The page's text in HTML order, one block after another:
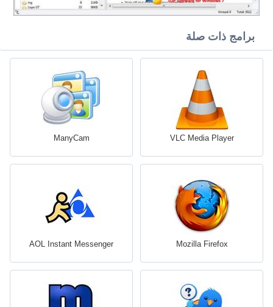
برامج ذات صلة
VLC Media Player
ManyCam
Mozilla Firefox
AOL Instant Messenger